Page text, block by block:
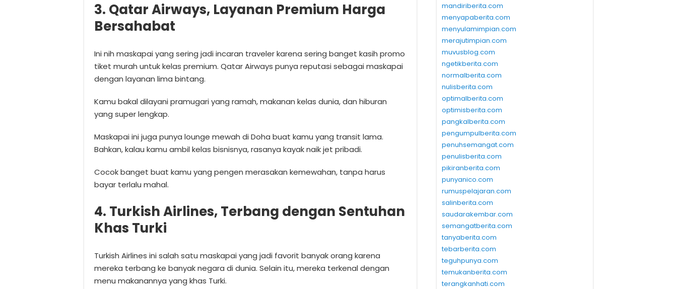
3. Qatar Airways, Layanan Premium Harga
Bersahabat
Ini nih maskapai yang sering jadi incaran traveler karena sering banget kasih promo
tiket murah untuk kelas premium. Qatar Airways punya reputasi sebagai maskapai
dengan layanan lima bintang.
Kamu bakal dilayani pramugari yang ramah, makanan kelas dunia, dan hiburan
yang super lengkap.
Maskapai ini juga punya lounge mewah di Doha buat kamu yang transit lama.
Bahkan, kalau kamu ambil kelas bisnisnya, rasanya kayak naik jet pribadi.
Cocok banget buat kamu yang pengen merasakan kemewahan, tanpa harus
bayar terlalu mahal.
4. Turkish Airlines, Terbang dengan Sentuhan
Khas Turki
Turkish Airlines ini salah satu maskapai yang jadi favorit banyak orang karena
mereka terbang ke banyak negara di dunia. Selain itu, mereka terkenal dengan
menu makanannya yang khas Turki.
mandiriberita.com
menyapaberita.com
menyulamimpian.com
merajutimpian.com
muvusblog.com
ngetikberita.com
normalberita.com
nulisberita.com
optimalberita.com
optimisberita.com
pangkalberita.com
pengumpulberita.com
penuhsemangat.com
penulisberita.com
pikiranberita.com
punyanico.com
rumuspelajaran.com
salinberita.com
saudarakembar.com
semangatberita.com
tanyaberita.com
tebarberita.com
teguhpunya.com
temukanberita.com
terangkanhati.com